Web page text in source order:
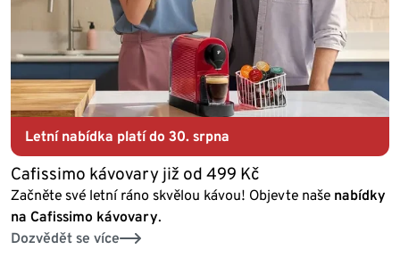
Letní nabídka platí do 30. srpna
Cafissimo kávovary již od 499 Kč
Začněte své letní ráno skvělou kávou! Objevte naše nabídky
na Cafissimo kávovary.
Dozvědět se více